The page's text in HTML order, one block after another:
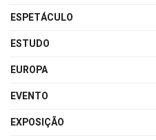
ESPETÁCULO
ESTUDO
EUROPA
EVENTO
EXPOSIÇÃO